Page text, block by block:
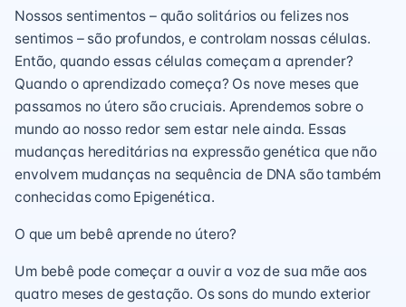
Nossos sentimentos – quão solitários ou felizes nos
sentimos – são profundos, e controlam nossas células.
Então, quando essas células começam a aprender?
Quando o aprendizado começa? Os nove meses que
passamos no útero são cruciais. Aprendemos sobre o
mundo ao nosso redor sem estar nele ainda. Essas
mudanças hereditárias na expressão genética que não
envolvem mudanças na sequência de DNA são também
conhecidas como Epigenética.
O que um bebê aprende no útero?
Um bebê pode começar a ouvir a voz de sua mãe aos
quatro meses de gestação. Os sons do mundo exterior